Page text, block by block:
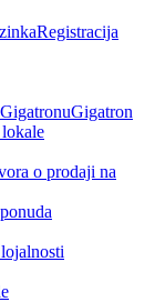
Registracija
Gigatron
o prodaji na